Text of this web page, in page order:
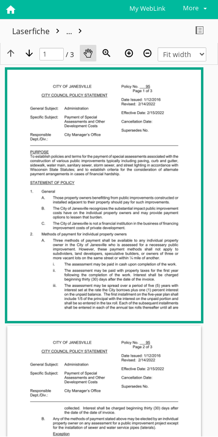
My WebLink More
Laserfiche ...
/ 3
View plain text